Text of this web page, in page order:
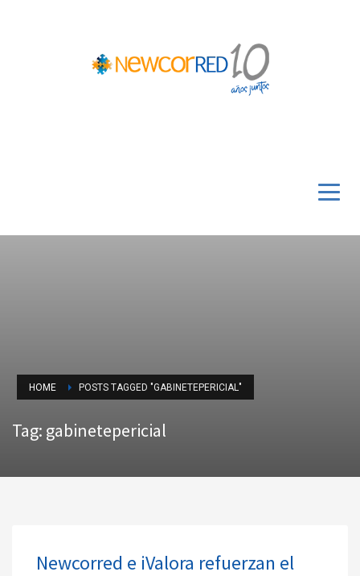
HOME POSTS TAGGED "GABINETEPERICIAL"
Tag: gabinetepericial
Newcorred e iValora refuerzan el